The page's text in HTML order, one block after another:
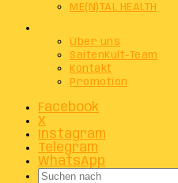
ME(N)TAL HEALTH
Über uns
SaitenKult-Team
Kontakt
Promotion
Facebook
X
Instagram
Telegram
WhatsApp